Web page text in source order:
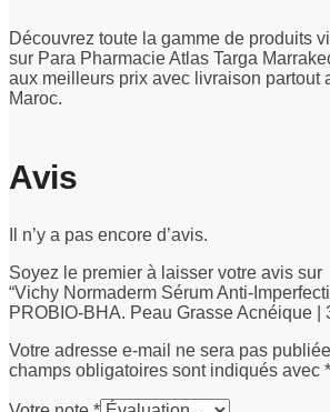
Découvrez toute la gamme de produits
sur Para Pharmacie Atlas Targa
aux meilleurs prix avec livraison partout
Maroc.
Avis
Il n’y a pas encore d’avis.
Soyez le premier à laisser votre avis sur
“Vichy Normaderm Sérum Anti-
PROBIO-BHA. Peau Grasse Acnéique |
Votre adresse e-mail ne sera pas
champs obligatoires sont indiqués avec *